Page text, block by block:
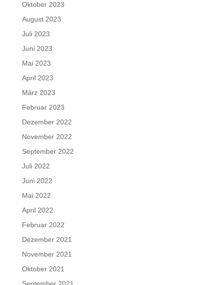
Oktober 2023
August 2023
Juli 2023
Juni 2023
Mai 2023
April 2023
März 2023
Februar 2023
Dezember 2022
November 2022
September 2022
Juli 2022
Juni 2022
Mai 2022
April 2022
Februar 2022
Dezember 2021
November 2021
Oktober 2021